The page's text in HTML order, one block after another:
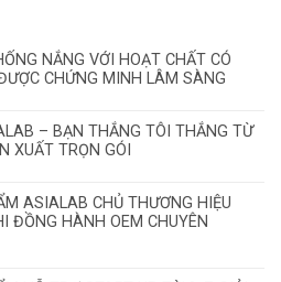
NẮNG VỚI HOẠT CHẤT CÓ
CHỨNG MINH LÂM SÀNG
– BẠN THẮNG TÔI THẮNG TỪ
XUẤT TRỌN GÓI
ASIALAB CHỦ THƯƠNG HIỆU
ĐỒNG HÀNH OEM CHUYÊN